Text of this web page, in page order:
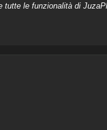
le funzionalità di